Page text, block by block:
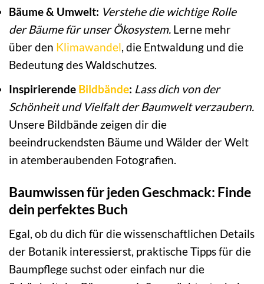
Bäume & Umwelt: Verstehe die wichtige Rolle
der Bäume für unser Ökosystem. Lerne mehr
über den Klimawandel , die Entwaldung und die
Bedeutung des Waldschutzes.
Inspirierende Bildbände: Lass dich von der
Schönheit und Vielfalt der Baumwelt verzaubern.
Unsere Bildbände zeigen dir die
beeindruckendsten Bäume und Wälder der Welt
in atemberaubenden Fotografien.
Baumwissen für jeden Geschmack: Finde
dein perfektes Buch
Egal, ob du dich für die wissenschaftlichen Details
der Botanik interessierst, praktische Tipps für die
Baumpflege suchst oder einfach nur die